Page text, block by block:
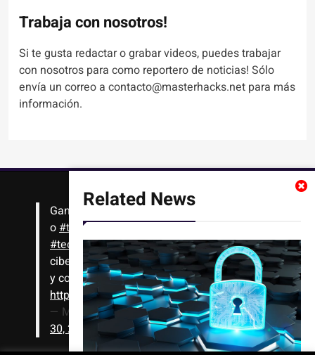
Related News
Trabaja con nosotros!
Si te gusta redactar o grabar videos, puedes trabajar
con nosotros para como reportero de noticias! Sólo
envía un correo a contacto@masterhacks.net para más
información.
Gana #Bitcoin solo con leer artículos, noticias
o#tutoriales
#tecnología,#criptomonedas, seguridad
cibernética y más!! Sólo tienes que registrarte
y comenzar a navegar
https://t.co/1KjkllJEit
— Masterhacks (@Masterhacks_net)August
30, 2020